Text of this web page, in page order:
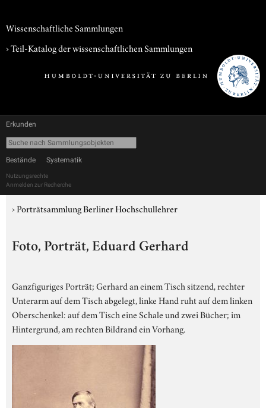
Wissenschaftliche Sammlungen
› Teil-Katalog der wissenschaftlichen Sammlungen
Erkunden
Bestände Systematik
Nutzungsrechte
Anmelden zur Recherche
›Porträtsammlung Berliner Hochschullehrer
Foto, Porträt, Eduard Gerhard
Ganzfiguriges Porträt; Gerhard an einem Tisch sitzend, rechter
Unterarm auf dem Tisch abgelegt, linke Hand ruht auf dem linken
Oberschenkel: auf dem Tisch eine Schale und zwei Bücher; im
Hintergrund, am rechten Bildrand ein Vorhang.